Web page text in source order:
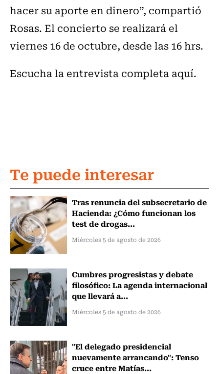
hacer su aporte en dinero”, compartió
Rosas. El concierto se realizará el
viernes 16 de octubre, desde las 16 hrs.
Escucha la entrevista completa aquí.
Te puede interesar
Tras renuncia del subsecretario de
Hacienda: ¿Cómo funcionan los
test de drogas...
Miércoles 5 de agosto de 2026
Cumbres progresistas y debate
filosófico: La agenda internacional
que llevará a...
Miércoles 5 de agosto de 2026
"El delegado presidencial
nuevamente arrancando": Tenso
cruce entre Matías...